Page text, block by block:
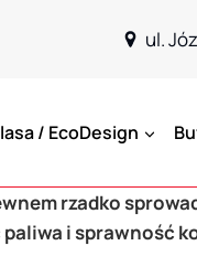
ul.
/ EcoDesign
rzadko
i sprawność